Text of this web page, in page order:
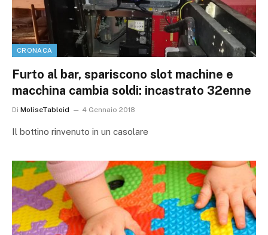
CRONACA
Furto al bar, spariscono slot machine e
macchina cambia soldi: incastrato 32enne
Di MoliseTabloid 4 Gennaio 2018
Il bottino rinvenuto in un casolare